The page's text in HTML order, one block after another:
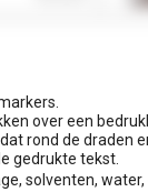
over een
rond de draden
gedrukte tekst.
solventen, water,